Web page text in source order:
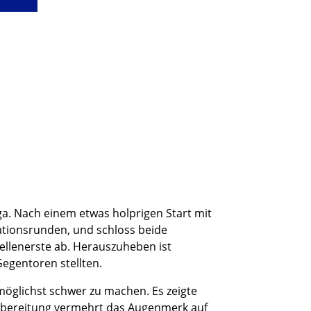
Nach einem etwas holprigen Start mit
und schloss beide
ab. Herauszuheben ist
stellten.
schwer zu machen. Es zeigte
vermehrt das Augenmerk auf